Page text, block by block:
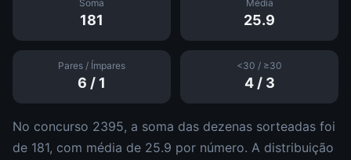
Soma
181
Média
25.9
Pares / Ímpares
6 / 1
<30 / ≥30
4/ 3
No concurso 2395, a soma das dezenas sorteadas foi
de 181, com média de 25.9 por número. A distribuição